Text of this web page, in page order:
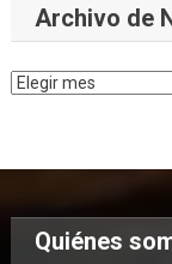
Archivo de
Archivo
Quiénes